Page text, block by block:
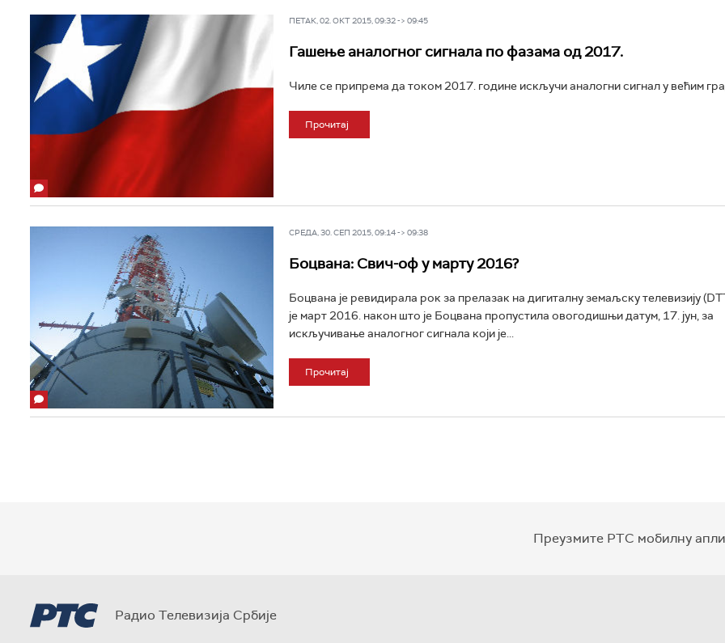
ПЕТАК, 02. ОКТ 2015, 09:32 -> 09:45
Гашење аналогног сигнала по фазама од 2017.
Чиле се припрема да током 2017. године искључи аналогни сигнал у већим
Прочитај
СРЕДА, 30. СЕП 2015, 09:14 -> 09:38
Боцвана: Свич-оф у марту 2016?
Боцвана је ревидирала рок за прелазак на дигиталну земаљску телевизију
је март 2016. након што је Боцвана пропустила овогодишњи датум, 17. јун, за
искључивање аналогног сигнала који је...
Прочитај
Преузмите РТС мобилну
Радио Телевизија Србије